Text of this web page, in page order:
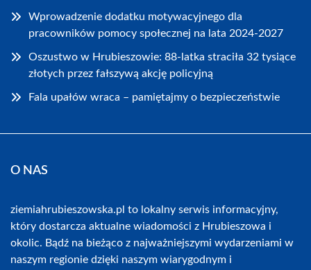
Wprowadzenie dodatku motywacyjnego dla
pracowników pomocy społecznej na lata 2024-2027
Oszustwo w Hrubieszowie: 88-latka straciła 32 tysiące
złotych przez fałszywą akcję policyjną
Fala upałów wraca – pamiętajmy o bezpieczeństwie
O NAS
ziemiahrubieszowska.pl to lokalny serwis informacyjny,
który dostarcza aktualne wiadomości z Hrubieszowa i
okolic. Bądź na bieżąco z najważniejszymi wydarzeniami w
naszym regionie dzięki naszym wiarygodnym i